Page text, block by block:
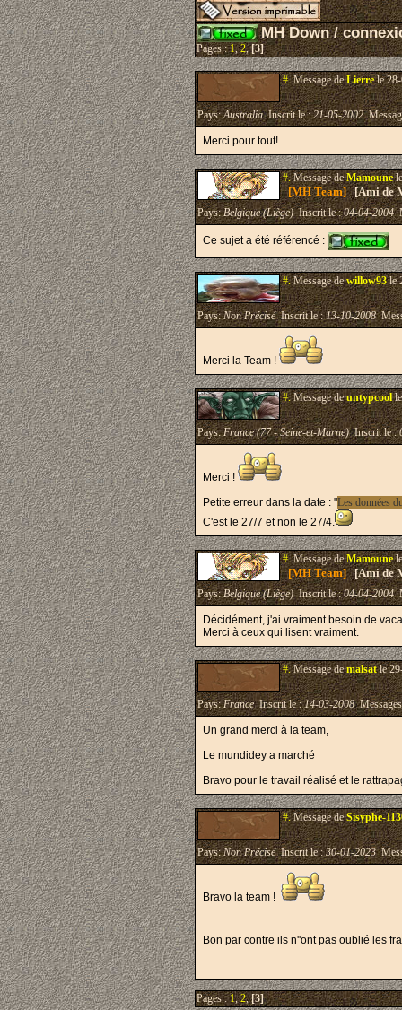
MH Down /
Pages :1,2,[3]
#.Message deLierrele 28-
Pays:AustraliaInscrit le :21-05-2002
Merci pour tout!
#.Message deMamoune
[MH Team][Ami de
Pays:Belgique (Liège)Inscrit le :04-04-2004
Ce sujet a été référencé :
#.Message dewillow93le
Pays:Non PréciséInscrit le :13-10-2008
Merci la Team !
#.Message deuntypcoolle
Pays:France (77 - Seine-et-Marne)Inscrit le :
Merci !
Petite erreur dans la date : "Les données
C'est le 27/7 et non le 27/4.
#.Message deMamoune
[MH Team][Ami de
Pays:Belgique (Liège)Inscrit le :04-04-2004
Décidément, j'ai vraiment besoin de
Merci à ceux qui lisent vraiment.
#.Message demalsatle
Pays:FranceInscrit le :14-03-2008
Un grand merci à la team,
Le mundidey a marché
Bravo pour le travail réalisé et le
#.Message deSisyphe-
Pays:Non PréciséInscrit le :30-01-2023
Bravo la team !
Bon par contre ils n''ont pas oublié les
Pages :1,2,[3]